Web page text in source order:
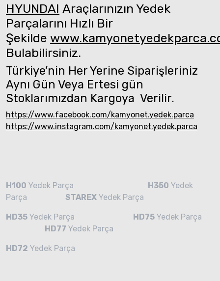
HYUNDAI Araçlarınızın Yedek
Parçalarını Hızlı Bir
Şekilde
Bulabilirsiniz.
Türkiye’nin Her Yerine Siparişleriniz
Aynı Gün Veya Ertesi gün
Stoklarımızdan Kargoya Verilir.
https://www.facebook.com/kamyonet.yedek.parca
https://www.instagram.com/kamyonet.yedek.parca
H100 Yedek Parça H350 Yedek
Parça STAREX Yedek Parça
HD35 Yedek Parça HD75 Yedek Parça
HD77 Yedek Parça
HD72 Yedek Parça